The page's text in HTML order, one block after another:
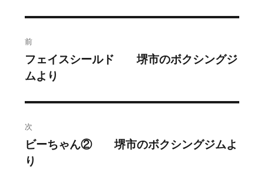
稿
ナ
ビ
ゲ
ー
前
過
去
稿:
フェイスシールド 堺市のボクシングジ
ムより
次
次
の
ビーちゃん② 堺市のボクシングジムよ
り